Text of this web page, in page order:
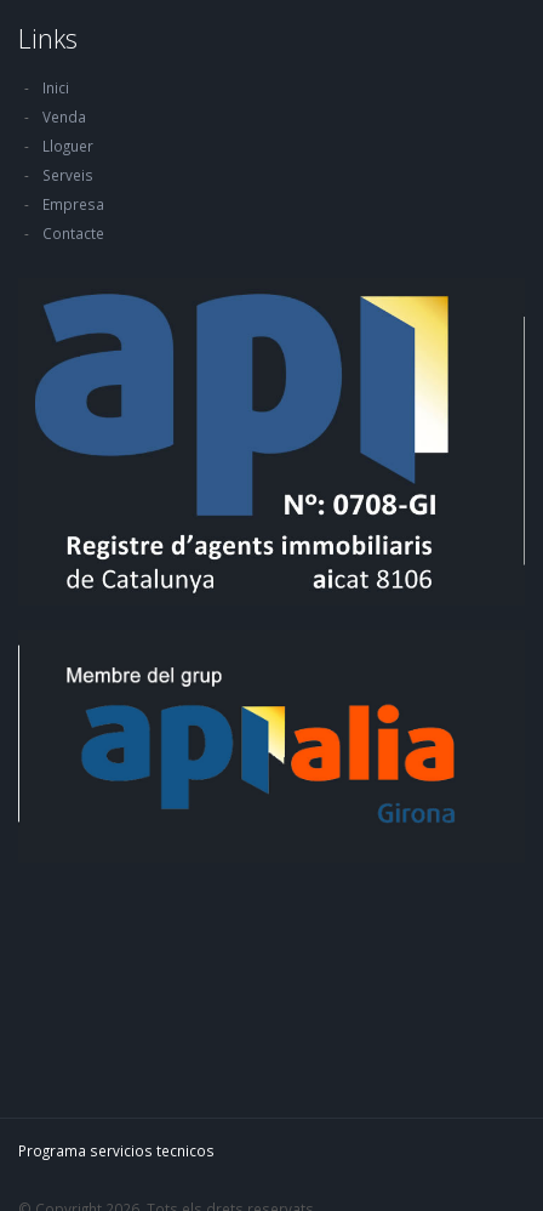
Links
Inici
Venda
Lloguer
Serveis
Empresa
Contacte
Programa servicios tecnicos